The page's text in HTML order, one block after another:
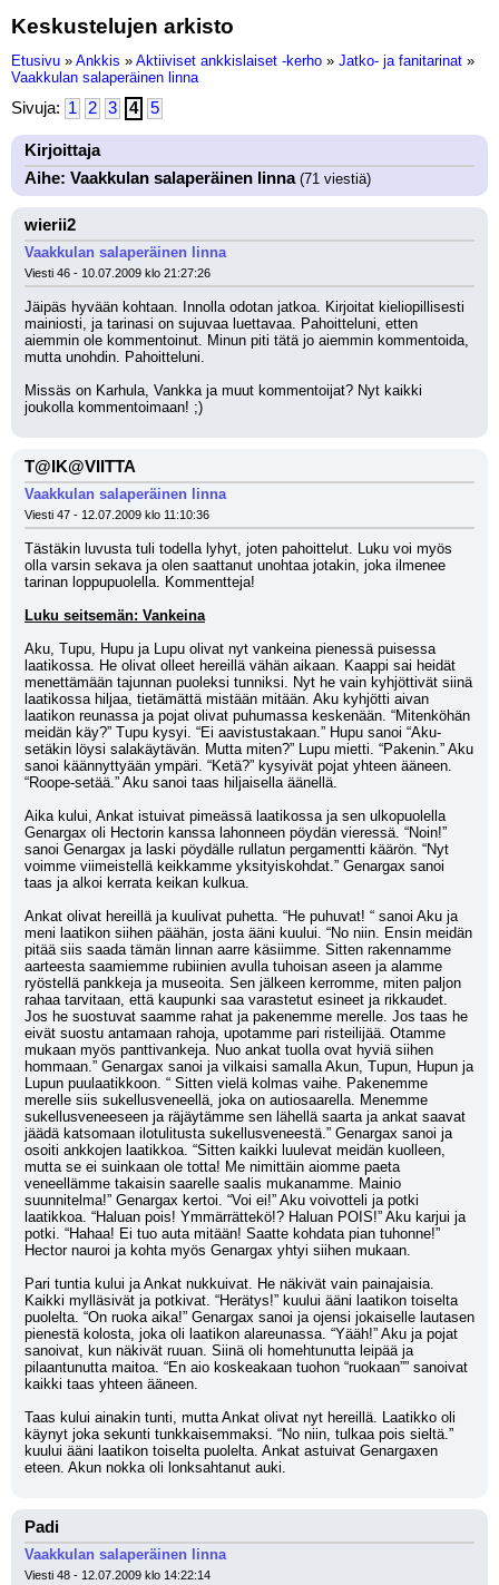
Keskustelujen arkisto
Etusivu » Ankkis » Aktiiviset ankkislaiset -kerho » Jatko- ja fanitarinat »
Vaakkulan salaperäinen linna
Sivuja: 1 2 3 4 5
Kirjoittaja
Aihe: Vaakkulan salaperäinen linna(71 viestiä)
wierii2
Vaakkulan salaperäinen linna
Viesti 46 - 10.07.2009 klo 21:27:26
Jäipäs hyvään kohtaan. Innolla odotan jatkoa. Kirjoitat kieliopillisesti
mainiosti, ja tarinasi on sujuvaa luettavaa. Pahoitteluni, etten
aiemmin ole kommentoinut. Minun piti tätä jo aiemmin kommentoida,
mutta unohdin. Pahoitteluni.
Missäs on Karhula, Vankka ja muut kommentoijat? Nyt kaikki
joukolla kommentoimaan! ;)
T@IK@VIITTA
Vaakkulan salaperäinen linna
Viesti 47 - 12.07.2009 klo 11:10:36
Tästäkin luvusta tuli todella lyhyt, joten pahoittelut. Luku voi myös
olla varsin sekava ja olen saattanut unohtaa jotakin, joka ilmenee
tarinan loppupuolella. Kommentteja!
Luku seitsemän: Vankeina
Aku, Tupu, Hupu ja Lupu olivat nyt vankeina pienessä puisessa
laatikossa. He olivat olleet hereillä vähän aikaan. Kaappi sai heidät
menettämään tajunnan puoleksi tunniksi. Nyt he vain kyhjöttivät siinä
laatikossa hiljaa, tietämättä mistään mitään. Aku kyhjötti aivan
laatikon reunassa ja pojat olivat puhumassa keskenään. “Mitenköhän
meidän käy?” Tupu kysyi. “Ei aavistustakaan.” Hupu sanoi “Aku-
setäkin löysi salakäytävän. Mutta miten?” Lupu mietti. “Pakenin.” Aku
sanoi käännyttyään ympäri. “Ketä?” kysyivät pojat yhteen ääneen.
“Roope-setää.” Aku sanoi taas hiljaisella äänellä.
Aika kului, Ankat istuivat pimeässä laatikossa ja sen ulkopuolella
Genargax oli Hectorin kanssa lahonneen pöydän vieressä. “Noin!”
sanoi Genargax ja laski pöydälle rullatun pergamentti käärön. “Nyt
voimme viimeistellä keikkamme yksityiskohdat.” Genargax sanoi
taas ja alkoi kerrata keikan kulkua.
Ankat olivat hereillä ja kuulivat puhetta. “He puhuvat! “ sanoi Aku ja
meni laatikon siihen päähän, josta ääni kuului. “No niin. Ensin meidän
pitää siis saada tämän linnan aarre käsiimme. Sitten rakennamme
aarteesta saamiemme rubiinien avulla tuhoisan aseen ja alamme
ryöstellä pankkeja ja museoita. Sen jälkeen kerromme, miten paljon
rahaa tarvitaan, että kaupunki saa varastetut esineet ja rikkaudet.
Jos he suostuvat saamme rahat ja pakenemme merelle. Jos taas he
eivät suostu antamaan rahoja, upotamme pari risteilijää. Otamme
mukaan myös panttivankeja. Nuo ankat tuolla ovat hyviä siihen
hommaan.” Genargax sanoi ja vilkaisi samalla Akun, Tupun, Hupun ja
Lupun puulaatikkoon. “ Sitten vielä kolmas vaihe. Pakenemme
merelle siis sukellusveneellä, joka on autiosaarella. Menemme
sukellusveneeseen ja räjäytämme sen lähellä saarta ja ankat saavat
jäädä katsomaan ilotulitusta sukellusveneestä.” Genargax sanoi ja
osoiti ankkojen laatikkoa. “Sitten kaikki luulevat meidän kuolleen,
mutta se ei suinkaan ole totta! Me nimittäin aiomme paeta
veneellämme takaisin saarelle saalis mukanamme. Mainio
suunnitelma!” Genargax kertoi. “Voi ei!” Aku voivotteli ja potki
laatikkoa. “Haluan pois! Ymmärrättekö!? Haluan POIS!” Aku karjui ja
potki. “Hahaa! Ei tuo auta mitään! Saatte kohdata pian tuhonne!”
Hector nauroi ja kohta myös Genargax yhtyi siihen mukaan.
Pari tuntia kului ja Ankat nukkuivat. He näkivät vain painajaisia.
Kaikki mylläsivät ja potkivat. “Herätys!” kuului ääni laatikon toiselta
puolelta. “On ruoka aika!” Genargax sanoi ja ojensi jokaiselle lautasen
pienestä kolosta, joka oli laatikon alareunassa. “Yääh!” Aku ja pojat
sanoivat, kun näkivät ruuan. Siinä oli homehtunutta leipää ja
pilaantunutta maitoa. “En aio koskeakaan tuohon “ruokaan”” sanoivat
kaikki taas yhteen ääneen.
Taas kului ainakin tunti, mutta Ankat olivat nyt hereillä. Laatikko oli
käynyt joka sekunti tunkkaisemmaksi. “No niin, tulkaa pois sieltä.”
kuului ääni laatikon toiselta puolelta. Ankat astuivat Genargaxen
eteen. Akun nokka oli lonksahtanut auki.
Padi
Vaakkulan salaperäinen linna
Viesti 48 - 12.07.2009 klo 14:22:14